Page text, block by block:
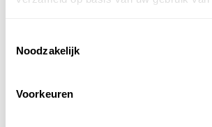
Noodzakelijk
Voorkeuren